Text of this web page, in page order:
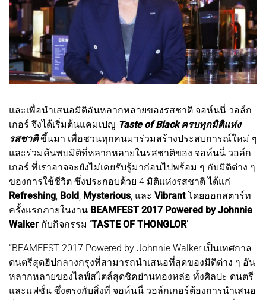
และเพื่อนำเสนอมิติอันหลากหลายของรสชาติ จอห์นนี่ วอล์ก
เกอร์ จึงได้เริ่มต้นแคมเปญ Taste of Black ครบทุกมิติแห่ง
รสชาติขึ้นมา เพื่อชวนทุกคนมาร่วมสร้างประสบการณ์ใหม่ ๆ
และร่วมค้นพบมิติที่หลากหลายในรสชาติของ จอห์นนี่ วอล์ก
เกอร์ ที่เราอาจจะยังไม่เคยรับรู้มาก่อนไปพร้อม ๆ กับมิติต่าง ๆ
ของการใช้ชีวิต ซึ่งประกอบด้วย 4 มิติแห่งรสชาติ ได้แก่
Refreshing, Bold, Mysterious, และ Vibrantโดยออกสตาร์ท
ครั้งแรกภายในงาน BEAMFEST 2017 Powered by Johnnie
Walkerกับกิจกรรม ‘TASTE OF THONGLOR’
“BEAMFEST 2017 Powered by Johnnie Walker เป็นเทศกาล
ดนตรีสุดฮิปกลางกรุงที่สามารถนำเสนอที่สุดของมิติต่าง ๆ อัน
หลากหลายของไลฟ์สไตล์สุดชิคย่านทองหล่อ ทั้งศิลปะ ดนตรี
และแฟชั่น ซึ่งตรงกับสิ่งที่ จอห์นนี่ วอล์กเกอร์ต้องการนำเสนอ